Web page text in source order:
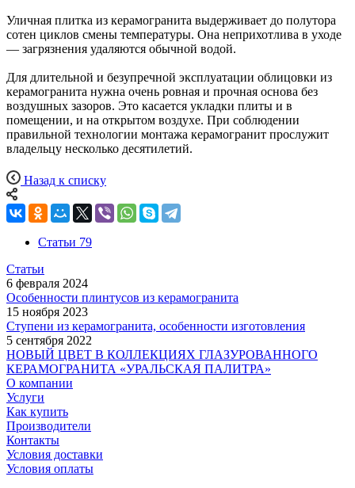
Уличная плитка из керамогранита выдерживает до полутора
сотен циклов смены температуры. Она неприхотлива в уходе
— загрязнения удаляются обычной водой.
Для длительной и безупречной эксплуатации облицовки из
керамогранита нужна очень ровная и прочная основа без
воздушных зазоров. Это касается укладки плиты и в
помещении, и на открытом воздухе. При соблюдении
правильной технологии монтажа керамогранит прослужит
владельцу несколько десятилетий.
Назад к списку
Статьи 79
Статьи
6 февраля 2024
Особенности плинтусов из керамогранита
15 ноября 2023
Ступени из керамогранита, особенности изготовления
5 сентября 2022
НОВЫЙ ЦВЕТ В КОЛЛЕКЦИЯХ ГЛАЗУРОВАННОГО
КЕРАМОГРАНИТА «УРАЛЬСКАЯ ПАЛИТРА»
О компании
Услуги
Как купить
Производители
Контакты
Условия доставки
Условия оплаты